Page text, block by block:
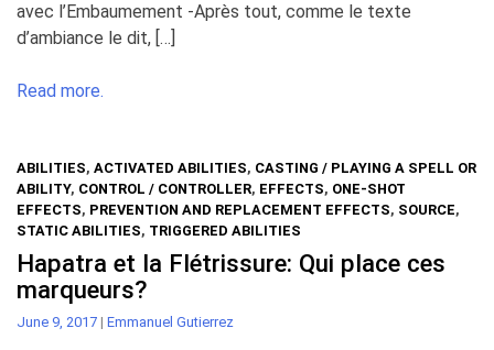
avec l’Embaumement -Après tout, comme le texte
d’ambiance le dit, […]
Read more.
ABILITIES, ACTIVATED ABILITIES, CASTING / PLAYING A SPELL OR
ABILITY, CONTROL / CONTROLLER, EFFECTS, ONE-SHOT
EFFECTS, PREVENTION AND REPLACEMENT EFFECTS, SOURCE,
STATIC ABILITIES, TRIGGERED ABILITIES
Hapatra et la Flétrissure: Qui place ces
marqueurs?
June 9, 2017 | Emmanuel Gutierrez